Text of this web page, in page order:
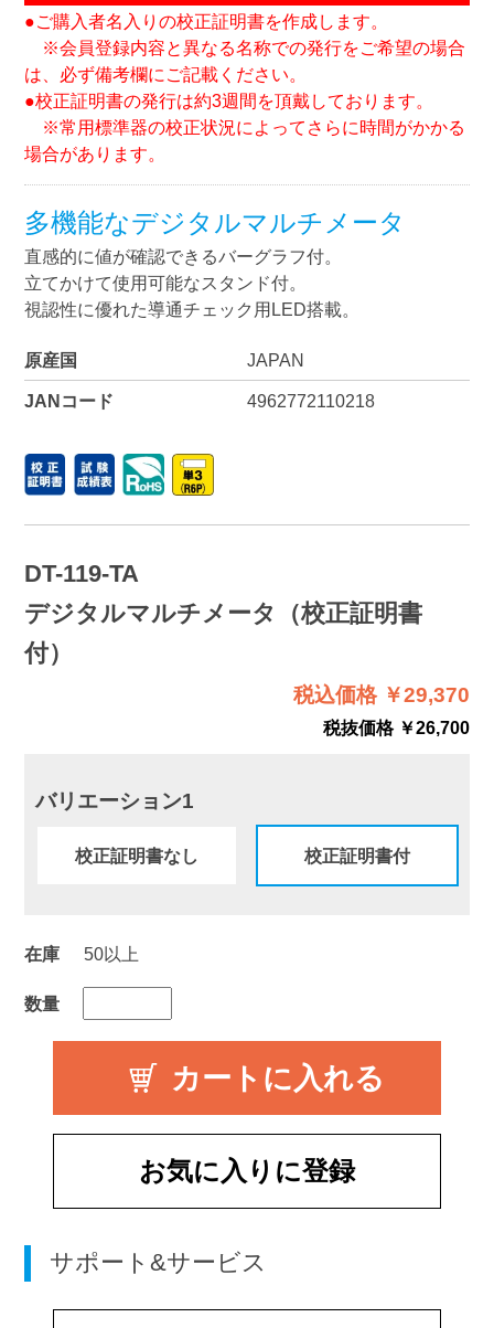
●ご購入者名入りの校正証明書を作成します。
※会員登録内容と異なる名称での発行をご希望の場合
は、必ず備考欄にご記載ください。
●校正証明書の発行は約3週間を頂戴しております。
※常用標準器の校正状況によってさらに時間がかかる
場合があります。
多機能なデジタルマルチメータ
直感的に値が確認できるバーグラフ付。
立てかけて使用可能なスタンド付。
視認性に優れた導通チェック用LED搭載。
原産国 JAPAN
JANコード 4962772110218
DT-119-TA
デジタルマルチメータ（校正証明書
付）
税込価格 ￥29,370
税抜価格 ￥26,700
バリエーション1
校正証明書なし 校正証明書付
在庫 50以上
数量
お気に入りに登録
サポート&サービス